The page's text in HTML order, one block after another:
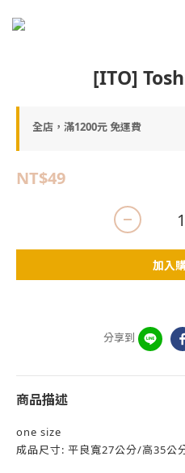
[ITO]
全店，滿1200元 免運費
NT$49
加入
分享到
商品描述
one size
成品尺寸: 平良寬27公分/高35公